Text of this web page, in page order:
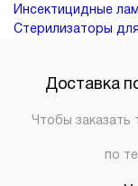
Инсектицидные
Стерилизаторы
Доставка
Чтобы заказать
по